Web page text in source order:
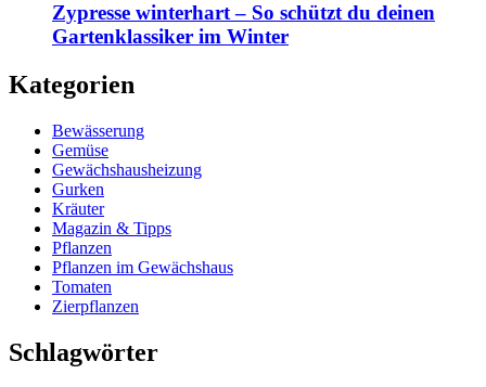
Zypresse winterhart – So schützt du deinen
Gartenklassiker im Winter
Kategorien
Bewässerung
Gemüse
Gewächshausheizung
Gurken
Kräuter
Magazin & Tipps
Pflanzen
Pflanzen im Gewächshaus
Tomaten
Zierpflanzen
Schlagwörter